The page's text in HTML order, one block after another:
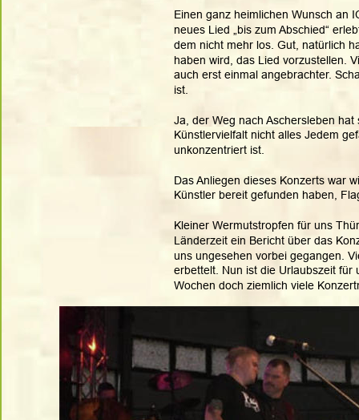
Einen ganz heimlichen Wunsch an
neues Lied „bis zum Abschied“
dem nicht mehr los. Gut, natürlich
haben wird, das Lied vorzustellen.
auch erst einmal angebrachter.
ist.
Ja, der Weg nach Aschersleben
Künstlervielfalt nicht alles Jedem
unkonzentriert ist.
Das Anliegen dieses Konzerts war
Künstler bereit gefunden haben,
Kleiner Wermutstropfen für uns
Länderzeit ein Bericht über das
uns ungesehen vorbei gegangen.
erbettelt. Nun ist die Urlaubszeit
Wochen doch ziemlich viele